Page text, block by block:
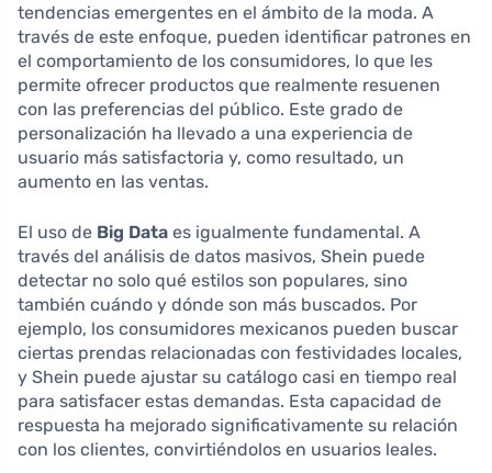
tendencias emergentes en el ámbito de la moda. A
través de este enfoque, pueden identificar patrones en
el comportamiento de los consumidores, lo que les
permite ofrecer productos que realmente resuenen
con las preferencias del público. Este grado de
personalización ha llevado a una experiencia de
usuario más satisfactoria y, como resultado, un
aumento en las ventas.
El uso de Big Data es igualmente fundamental. A
través del análisis de datos masivos, Shein puede
detectar no solo qué estilos son populares, sino
también cuándo y dónde son más buscados. Por
ejemplo, los consumidores mexicanos pueden buscar
ciertas prendas relacionadas con festividades locales,
y Shein puede ajustar su catálogo casi en tiempo real
para satisfacer estas demandas. Esta capacidad de
respuesta ha mejorado significativamente su relación
con los clientes, convirtiéndolos en usuarios leales.